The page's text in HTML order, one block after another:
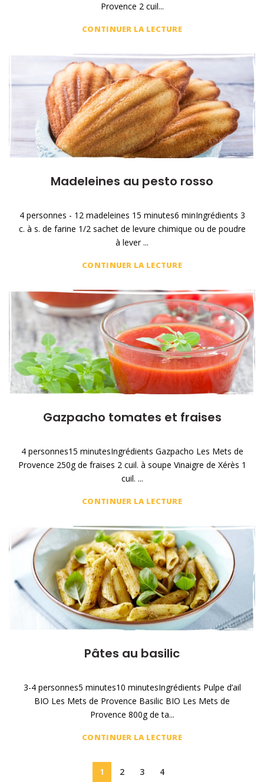
Provence 2 cuil...
CONTINUER LA LECTURE
Madeleines au pesto rosso
4 personnes - 12 madeleines 15 minutes6 minIngrédients 3
c. à s. de farine 1/2 sachet de levure chimique ou de poudre
à lever ...
CONTINUER LA LECTURE
Gazpacho tomates et fraises
4 personnes15 minutesIngrédients Gazpacho Les Mets de
Provence 250g de fraises 2 cuil. à soupe Vinaigre de Xérès 1
cuil. ...
CONTINUER LA LECTURE
Pâtes au basilic
3-4 personnes5 minutes10 minutesIngrédients Pulpe d’ail
BIO Les Mets de Provence Basilic BIO Les Mets de
Provence 800g de ta...
CONTINUER LA LECTURE
1 2 3 4